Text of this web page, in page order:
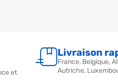
et
Livraison
France, Belgique,
Autriche,